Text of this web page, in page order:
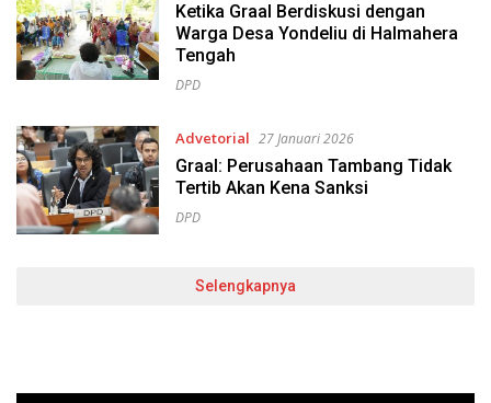
Ketika Graal Berdiskusi dengan
Warga Desa Yondeliu di Halmahera
Tengah
DPD
Advetorial 27 Januari 2026
Graal: Perusahaan Tambang Tidak
Tertib Akan Kena Sanksi
DPD
Selengkapnya